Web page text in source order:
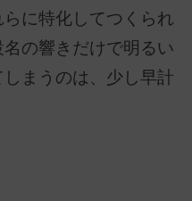
に特化してつくられ
の響きだけで明るい
まうのは、少し早計